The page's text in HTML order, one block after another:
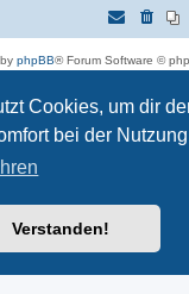
Cookies, um dir
bei der
Verstanden!
phpBB® Forum Software ©
|